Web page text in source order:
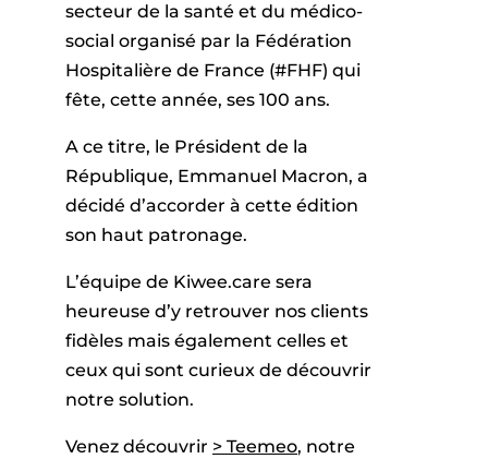
secteur de la santé et du médico-
social organisé par la Fédération
Hospitalière de France (#FHF) qui
fête, cette année, ses 100 ans.
A ce titre, le Président de la
République, Emmanuel Macron, a
décidé d’accorder à cette édition
son haut patronage.
L’équipe de Kiwee.care sera
heureuse d’y retrouver nos clients
fidèles mais également celles et
ceux qui sont curieux de découvrir
notre solution.
Venez découvrir > Teemeo, notre